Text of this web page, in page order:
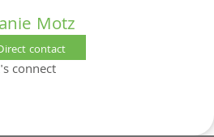
Motz
contact
connect